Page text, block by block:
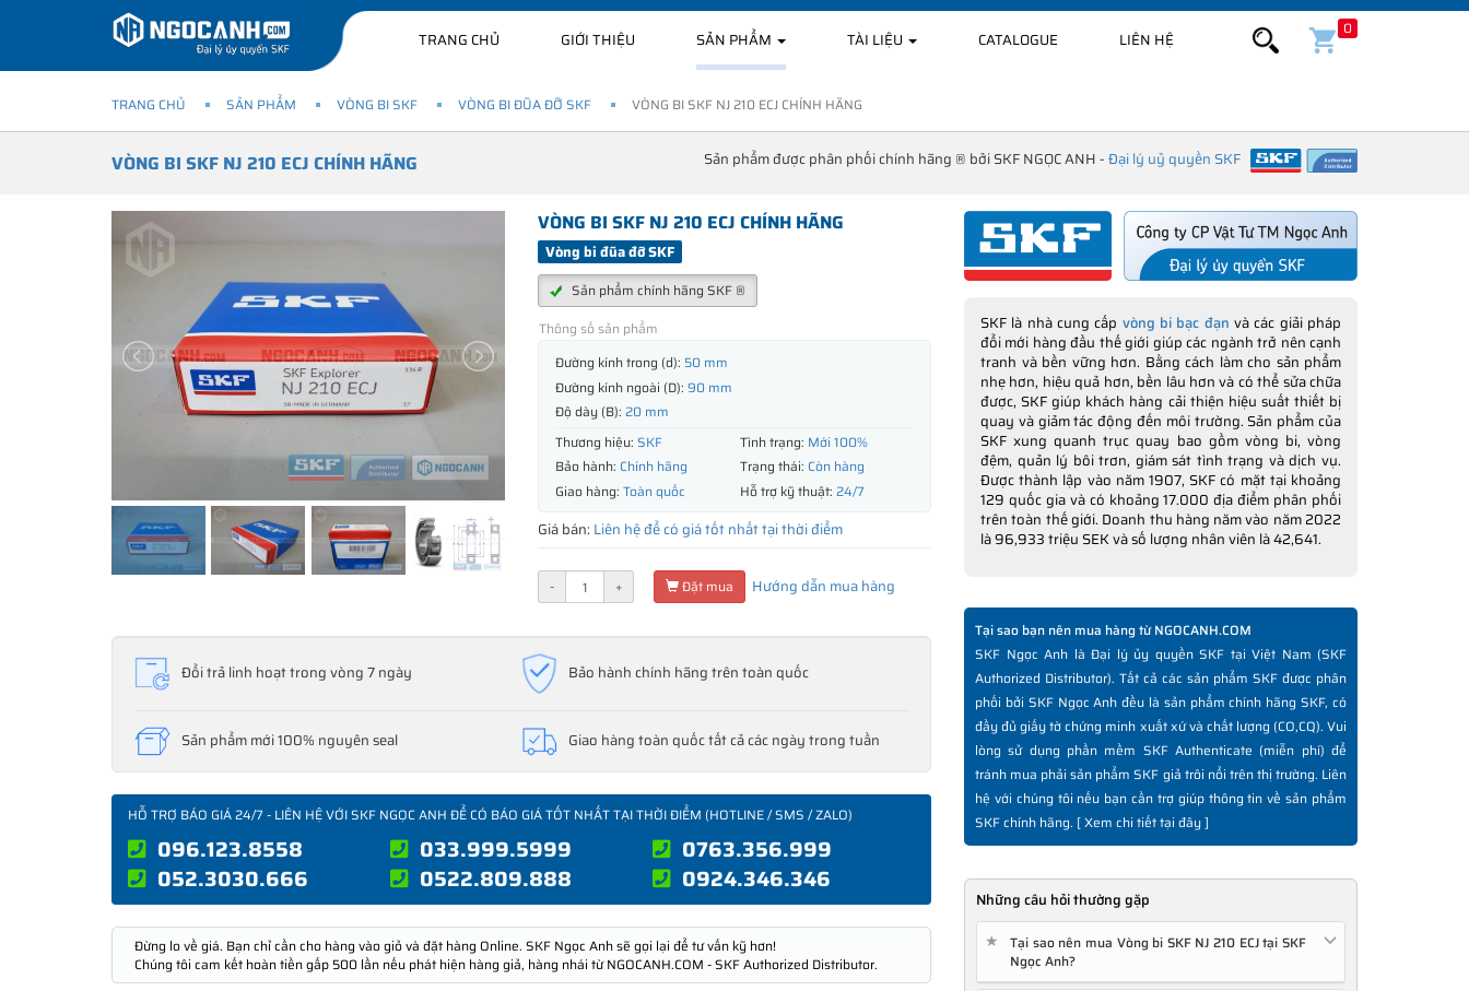
TRANG CHỦ GIỚI THIỆU SẢN PHẨM TÀI LIỆU CATALOGUE LIÊN HỆ
0
TRANG CHỦ SẢN PHẨM VÒNG BI SKF VÒNG BI ĐŨA ĐỠ SKF VÒNG BI SKF NJ 210 ECJ CHÍNH HÃNG
VÒNG BI SKF NJ 210 ECJ CHÍNH HÃNG Sản phẩm được phân phối chính hãng ® bởi SKF NGỌC ANH -Đại lý uỷ quyền SKF
VÒNG BI SKF NJ 210 ECJ CHÍNH HÃNG
Vòng bi đũa đỡ SKF
Sản phẩm chính hãng SKF ®
Thông số sản phẩm
Đường kính trong (d): 50 mm
Đường kính ngoài (D): 90 mm
Độ dày (B): 20 mm
Thương hiệu: SKF Tình trạng: Mới 100%
Bảo hành: Chính hãng Trạng thái: Còn hàng
Giao hàng: Toàn quốc Hỗ trợ kỹ thuật: 24/7
Giá bán: Liên hệ để có giá tốt nhất tại thời điểm
- + Đặt mua Hướng dẫn mua hàng
Đổi trả linh hoạt trong vòng 7 ngày Bảo hành chính hãng trên toàn quốc
Sản phẩm mới 100% nguyên seal Giao hàng toàn quốc tất cả các ngày trong tuần
HỖ TRỢ BÁO GIÁ 24/7 - LIÊN HỆ VỚI SKF NGỌC ANH ĐỂ CÓ BÁO GIÁ TỐT NHẤT TẠI THỜI ĐIỂM (HOTLINE / SMS / ZALO)
096.123.8558 033.999.5999
0763.356.999
052.3030.666
0522.809.888 0924.346.346
Đừng lo về giá. Bạn chỉ cần cho hàng vào giỏ và đặt hàng Online. SKF Ngọc Anh sẽ gọi lại để tư vấn kỹ hơn!
Chúng tôi cam kết hoàn tiền gấp 500 lần nếu phát hiện hàng giả, hàng nhái từ NGOCANH.COM - SKF Authorized Distributor.
SKF là nhà cung cấp vòng bi bạc đạn và các giải pháp
đổi mới hàng đầu thế giới giúp các ngành trở nên cạnh
tranh và bền vững hơn. Bằng cách làm cho sản phẩm
nhẹ hơn, hiệu quả hơn, bền lâu hơn và có thể sửa chữa
được, SKF giúp khách hàng cải thiện hiệu suất thiết bị
quay và giảm tác động đến môi trường. Sản phẩm của
SKF xung quanh trục quay bao gồm vòng bi, vòng
đệm, quản lý bôi trơn, giám sát tình trạng và dịch vụ.
Được thành lập vào năm 1907, SKF có mặt tại khoảng
129 quốc gia và có khoảng 17.000 địa điểm phân phối
trên toàn thế giới. Doanh thu hàng năm vào năm 2022
là 96,933 triệu SEK và số lượng nhân viên là 42,641.
Tại sao bạn nên mua hàng từ NGOCANH.COM
SKF Ngọc Anh là Đại lý ủy quyền SKF tại Việt Nam (SKF
Authorized Distributor). Tất cả các sản phẩm SKF được phân
phối bởi SKF Ngọc Anh đều là sản phẩm chính hãng SKF, có
đầy đủ giấy tờ chứng minh xuất xứ và chất lượng (CO,CQ). Vui
lòng sử dụng phần mềm SKF Authenticate (miễn phí) để
tránh mua phải sản phẩm SKF giả trôi nổi trên thị trường. Liên
hệ với chúng tôi nếu bạn cần trợ giúp thông tin về sản phẩm
SKF chính hãng. [Xem chi tiết tại đây]
Những câu hỏi thường gặp
★
Tại sao nên mua Vòng bi SKF NJ 210 ECJ tại SKF
Ngọc Anh?